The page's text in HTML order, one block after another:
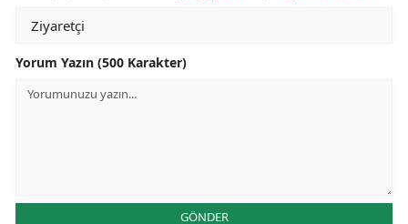
Yorum Yazın (500 Karakter)
GÖNDER